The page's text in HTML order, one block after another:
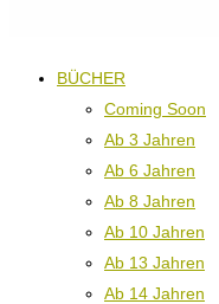
BÜCHER
Coming Soon
Ab 3 Jahren
Ab 6 Jahren
Ab 8 Jahren
Ab 10 Jahren
Ab 13 Jahren
Ab 14 Jahren